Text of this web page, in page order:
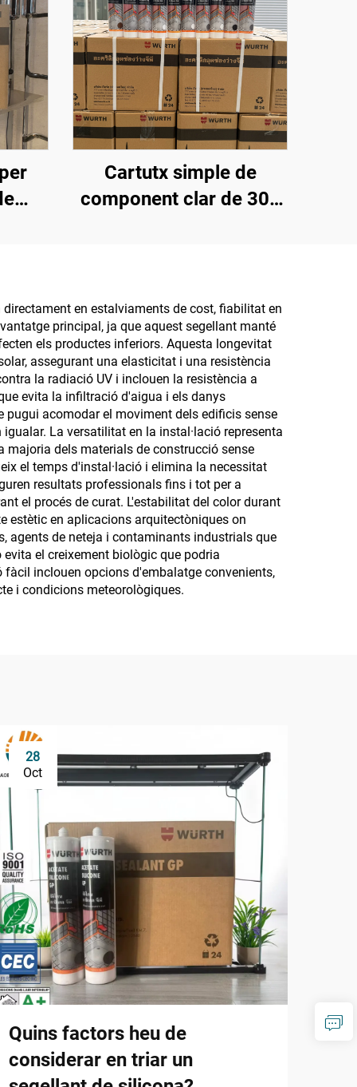
Cartutx simple de
component clar de 300
en estalviaments de cost, fiabilitat en
principal, ja que aquest segellant manté
els productes inferiors. Aquesta longevitat
assegurant una elasticitat i una resistència
la radiació UV i inclouen la resistència a
evita la infiltració d'aigua i els danys
acomodar el moviment dels edificis sense
La versatilitat en la instal·lació representa
majoria dels materials de construcció sense
el temps d'instal·lació i elimina la necessitat
resultats professionals fins i tot per a
el procés de curat. L'estabilitat del color durant
estètic en aplicacions arquitectòniques on
agents de neteja i contaminants industrials que
el creixement biològic que podria
inclouen opcions d'embalatge convenients,
i condicions meteorològiques.
28
Oct
Quins factors heu de
considerar en triar un